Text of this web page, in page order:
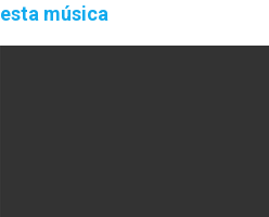
esta música